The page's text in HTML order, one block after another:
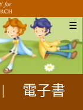
☰
電子書